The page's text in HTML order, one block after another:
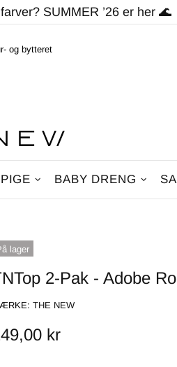
SUMMER ’26 er her 🌊
og bytteret
BABY DRENG
lager
2-Pak - Adobe
THE NEW
kr